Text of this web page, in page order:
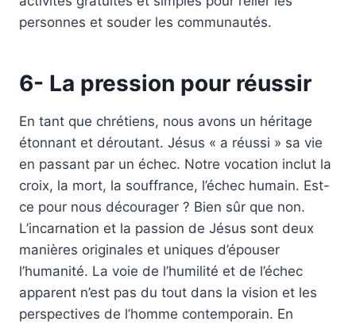
personnes et souder les communautés.
6- La pression pour réussir
En tant que chrétiens, nous avons un héritage
étonnant et déroutant. Jésus « a réussi » sa vie
en passant par un échec. Notre vocation inclut la
croix, la mort, la souffrance, l’échec humain. Est-
ce pour nous décourager ? Bien sûr que non.
L’incarnation et la passion de Jésus sont deux
manières originales et uniques d’épouser
l’humanité. La voie de l’humilité et de l’échec
apparent n’est pas du tout dans la vision et les
perspectives de l’homme contemporain. En